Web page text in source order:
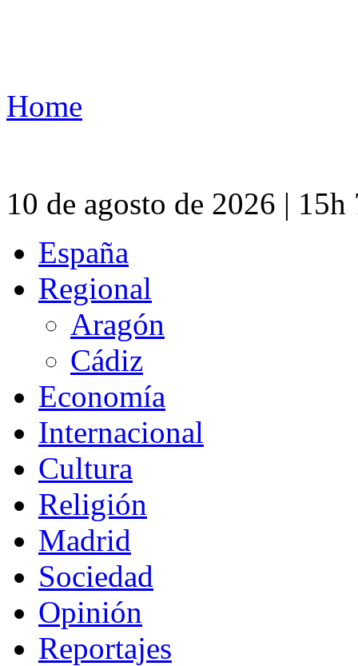
Home
10 de agosto de 2026 |
España
Regional
Aragón
Cádiz
Economía
Internacional
Cultura
Religión
Madrid
Sociedad
Opinión
Reportajes